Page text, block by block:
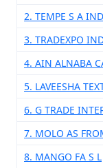
2. TEMPE S A
3. TRADEXPO
4. AIN ALNABA
5. LAVEESHA
6. G TRADE
7. MOLO AS
8. MANGO FA S L